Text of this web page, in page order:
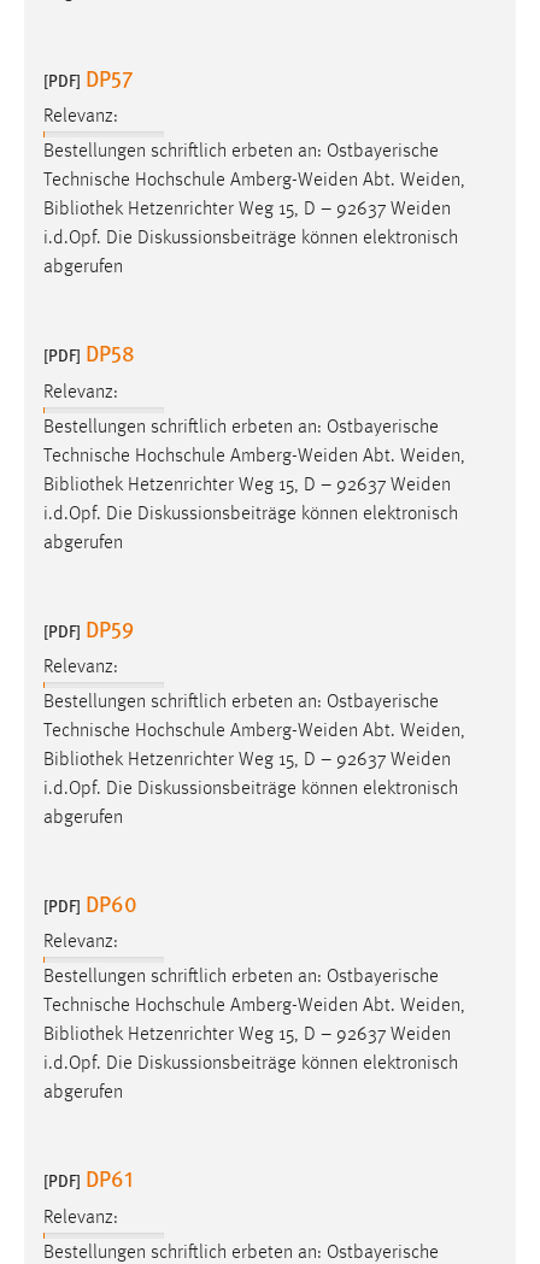
[PDF] DP57
Relevanz:
Bestellungen schriftlich erbeten an: Ostbayerische
Technische Hochschule Amberg-Weiden Abt. Weiden,
Bibliothek Hetzenrichter Weg 15, D – 92637 Weiden
i.d.Opf. Die Diskussionsbeiträge können elektronisch
abgerufen
[PDF] DP58
Relevanz:
Bestellungen schriftlich erbeten an: Ostbayerische
Technische Hochschule Amberg-Weiden Abt. Weiden,
Bibliothek Hetzenrichter Weg 15, D – 92637 Weiden
i.d.Opf. Die Diskussionsbeiträge können elektronisch
abgerufen
[PDF] DP59
Relevanz:
Bestellungen schriftlich erbeten an: Ostbayerische
Technische Hochschule Amberg-Weiden Abt. Weiden,
Bibliothek Hetzenrichter Weg 15, D – 92637 Weiden
i.d.Opf. Die Diskussionsbeiträge können elektronisch
abgerufen
[PDF] DP60
Relevanz:
Bestellungen schriftlich erbeten an: Ostbayerische
Technische Hochschule Amberg-Weiden Abt. Weiden,
Bibliothek Hetzenrichter Weg 15, D – 92637 Weiden
i.d.Opf. Die Diskussionsbeiträge können elektronisch
abgerufen
[PDF] DP61
Relevanz:
Bestellungen schriftlich erbeten an: Ostbayerische
Max. 13 Monate
MARKETING
Marketing Cookies werden von Drittanbietern
verwendet, um personalisierte Werbung anzuzeigen.
Sie tun dies, indem sie Besucher über Websites
Google Ads
Name:
_gcl_au
Anbieter:
Google Ireland Limited
Zweck:
3 Monate
Facebook Pixel
Name:
_fbp
Anbieter:
Zweck:
Cookie Laufzeit:
3 Monate
EXTERNE MEDIEN
externen Medien Cookies gesetzt.
YouTube